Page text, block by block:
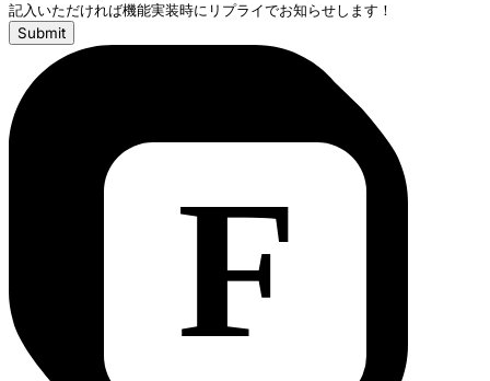
記入いただければ機能実装時にリプライでお知らせします！
Submit